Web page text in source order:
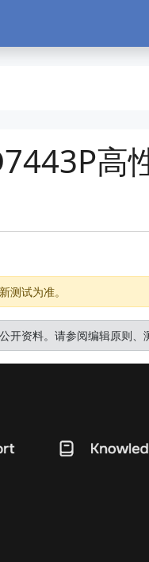
高
测试为准。
开资料。请参阅编辑原则、